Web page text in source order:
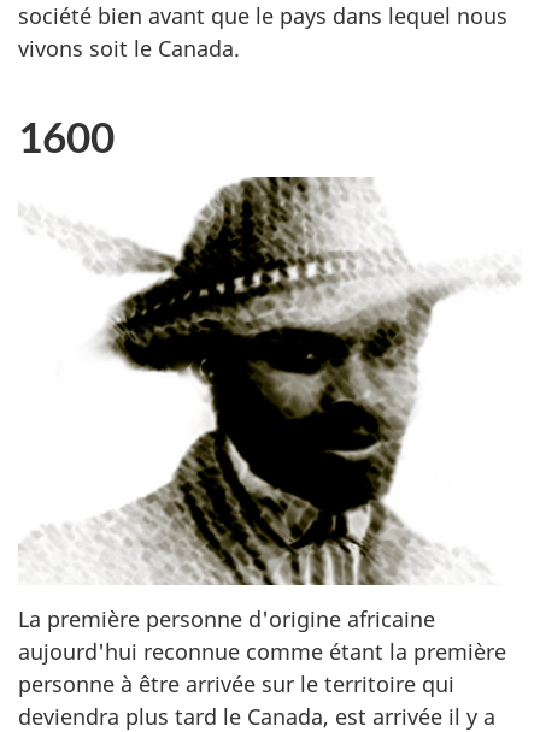
société bien avant que le pays dans lequel nous
vivons soit le Canada.
1600
La première personne d'origine africaine
aujourd'hui reconnue comme étant la première
personne à être arrivée sur le territoire qui
deviendra plus tard le Canada, est arrivée il y a